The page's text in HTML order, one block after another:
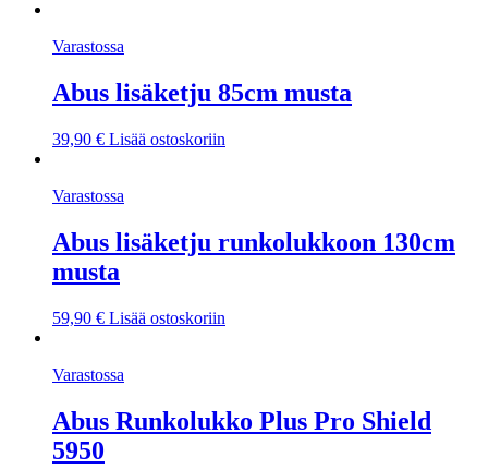
Varastossa
Abus lisäketju 85cm musta
39,90 € Lisää ostoskoriin
Varastossa
Abus lisäketju runkolukkoon 130cm
musta
59,90 € Lisää ostoskoriin
Varastossa
Abus Runkolukko Plus Pro Shield
5950